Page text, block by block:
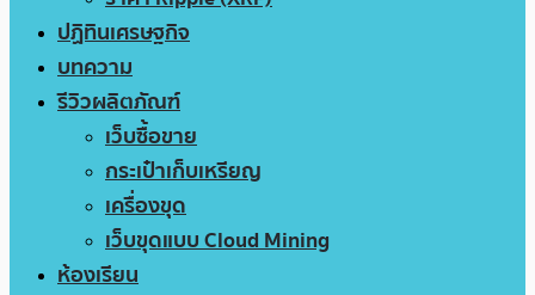
ปฏิทินเศรษฐกิจ
บทความ
รีวิวผลิตภัณฑ์
เว็บซื้อขาย
กระเป๋าเก็บเหรียญ
เครื่องขุด
เว็บขุดแบบ Cloud Mining
ห้องเรียน